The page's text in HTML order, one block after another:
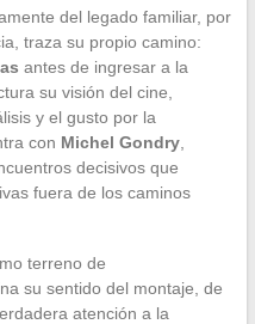
del legado familiar, por
traza su propio camino:
antes de ingresar a la
su visión del cine,
y el gusto por la
con Michel Gondry,
decisivos que
fuera de los caminos
terreno de
su sentido del montaje, de
atención a la